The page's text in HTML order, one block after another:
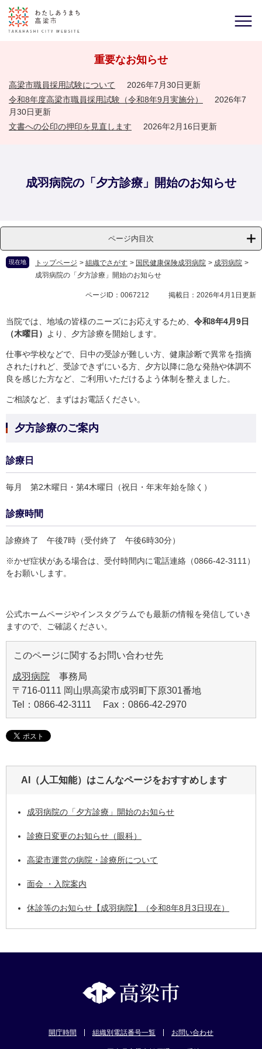
重要なお知らせ
高梁市職員採用試験について
2026年7月30日更新
令和8年度高梁市職員採用試験（令和8年9月実施分）
2026年7
月30日更新
文書への公印の押印を見直します
2026年2月16日更新
成羽病院の「夕方診療」開始のお知らせ
ページ内目次
現在地 トップページ > 組織でさがす > 国民健康保険成羽病院 > 成羽病院 >
成羽病院の「夕方診療」開始のお知らせ
ページID：0067212 掲載日：2026年4月1日更新
当院では、地域の皆様のニーズにお応えするため、 令和8年4月9日
（木曜日）
より、夕方診療を開始します。
仕事や学校などで、日中の受診が難しい方、健康診断で異常を指摘
されたけれど、受診できずにいる方、夕方以降に急な発熱や体調不
良を感じた方など、ご利用いただけるよう体制を整えました。
ご相談など、まずはお電話ください。
夕方診療のご案内
診療日
毎月 第2木曜日・第4木曜日（祝日・年末年始を除く）
診療時間
診療終了 午後7時（受付終了 午後6時30分）
※かぜ症状がある場合は、受付時間内に電話連絡（0866-42-3111）
をお願いします。
公式ホームページやインスタグラムでも最新の情報を発信していき
ますので、ご確認ください。
このページに関するお問い合わせ先
成羽病院 事務局
〒716-0111 岡山県高梁市成羽町下原301番地
Tel：0866-42-3111 Fax：0866-42-2970
AI（人工知能）はこんなページをおすすめします
成羽病院の「夕方診療」開始のお知らせ
診療日変更のお知らせ（眼科）
高梁市運営の病院・診療所について
面会 ・入院案内
休診等のお知らせ【成羽病院】（令和8年8月3日現在）
開庁時間 組織別電話番号一覧 お問い合わせ